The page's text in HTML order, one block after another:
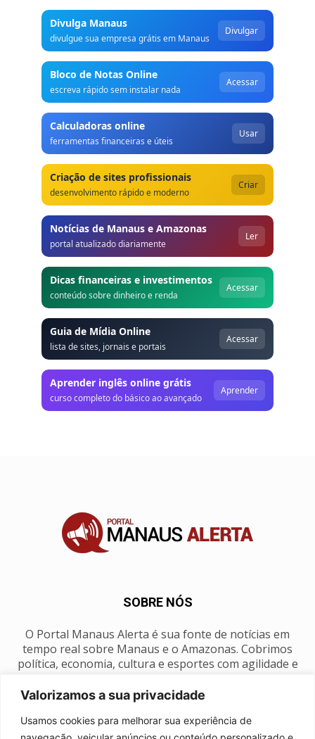
Valorizamos a sua privacidade
Usamos cookies para melhorar sua experiência de
Divulga Manaus
divulgue sua empresa grátis em Manaus
Divulgar
Bloco de Notas Online
escreva rápido sem instalar nada
Acessar
Calculadoras online
ferramentas financeiras e úteis
Usar
Criação de sites profissionais
desenvolvimento rápido e moderno
Criar
Notícias de Manaus e Amazonas
portal atualizado diariamente
Ler
Dicas financeiras e investimentos
conteúdo sobre dinheiro e renda
Acessar
Guia de Mídia Online
lista de sites, jornais e portais
Acessar
Aprender inglês online grátis
curso completo do básico ao avançado
Aprender
SOBRE NÓS
O Portal Manaus Alerta é sua fonte de notícias em
tempo real sobre Manaus e o Amazonas. Cobrimos
política, economia, cultura e esportes com agilidade e